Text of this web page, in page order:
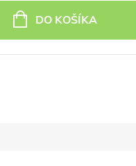
DO KOŠÍKA